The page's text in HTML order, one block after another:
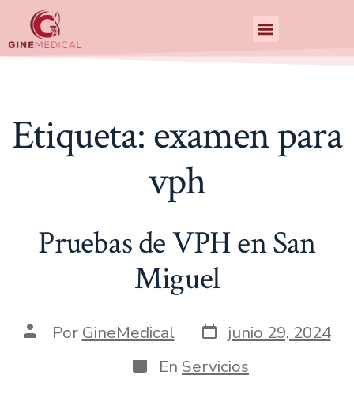
Etiqueta:examen para
vph
Pruebas de VPH en San
Miguel
Por GineMedical
junio 29, 2024
En Servicios